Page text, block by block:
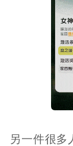
另一件很多